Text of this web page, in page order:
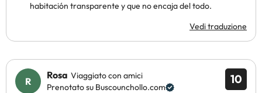
habitación transparente y que no encaja del todo.
Vedi traduzione
10
Rosa Viaggiato con amici
Prenotato su Buscounchollo.com